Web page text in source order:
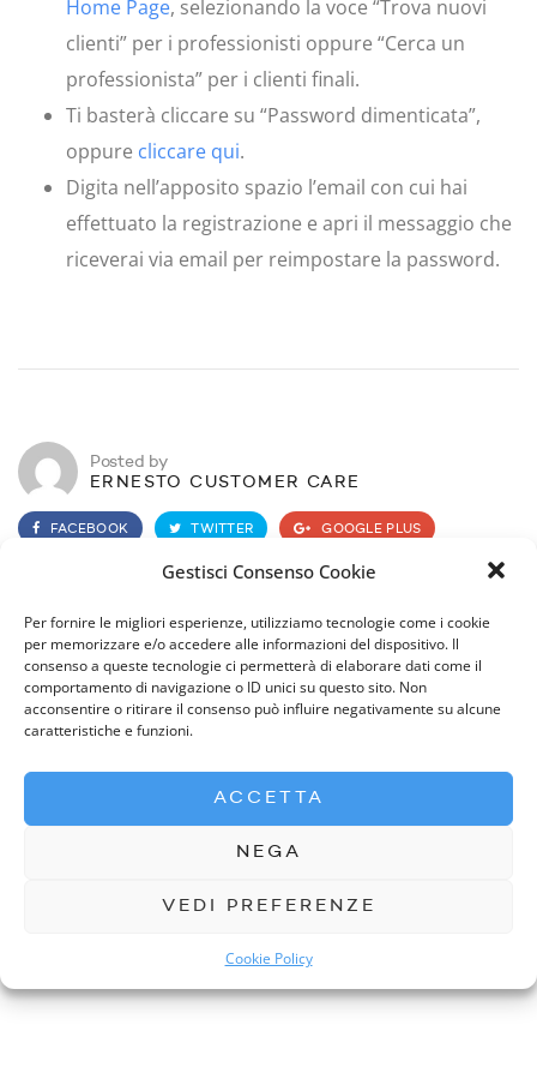
Gestisci Consenso Cookie
Per fornire le migliori esperienze, utilizziamo tecnologie come i cookie
per memorizzare e/o accedere alle informazioni del dispositivo. Il
consenso a queste tecnologie ci permetterà di elaborare dati come il
comportamento di navigazione o ID unici su questo sito. Non
acconsentire o ritirare il consenso può influire negativamente su alcune
caratteristiche e funzioni.
ACCETTA
NEGA
VEDI PREFERENZE
Cookie Policy
Home Page, selezionando la voce “Trova nuovi
clienti” per i professionisti oppure “Cerca un
professionista” per i clienti finali.
Ti basterà cliccare su “Password dimenticata”,
oppure cliccare qui.
Digita nell’apposito spazio l’email con cui hai
effettuato la registrazione e apri il messaggio che
riceverai via email per reimpostare la password.
Posted by
ERNESTO CUSTOMER CARE
FACEBOOK TWITTER GOOGLE PLUS
PREVIOUS READING
Dovrò pagare per contattare i
professionisti?
NEXT READING
Come effettuo l’accesso al mio
profilo personale?